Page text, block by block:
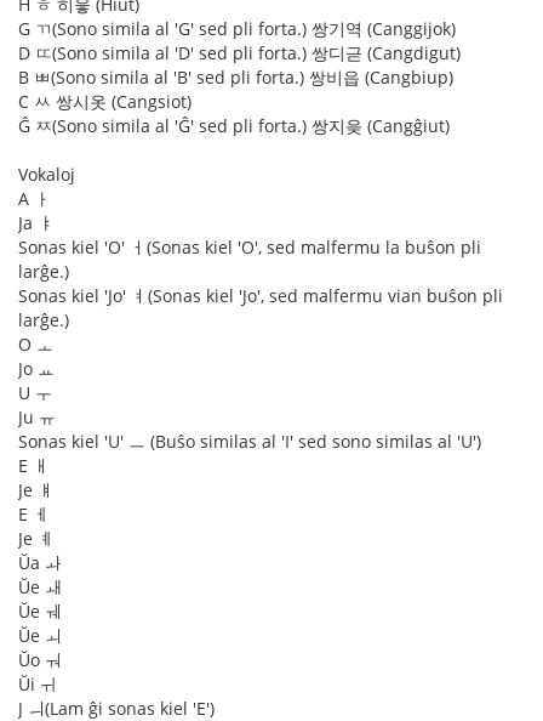
G ㄲ(Sono simila al 'G' sed pli forta.) 쌍기역 (Canggijok)
D ㄸ(Sono simila al 'D' sed pli forta.) 쌍디귿 (Cangdigut)
B ㅃ(Sono simila al 'B' sed pli forta.) 쌍비읍 (Cangbiup)
C ㅆ 쌍시옷 (Cangsiot)
Ĝ ㅉ(Sono simila al 'Ĝ' sed pli forta.) 쌍지읒 (Cangĝiut)
Vokaloj
A ㅏ
Ja ㅑ
Sonas kiel 'O' ㅓ(Sonas kiel 'O', sed malfermu la buŝon pli
larĝe.)
Sonas kiel 'Jo' ㅕ(Sonas kiel 'Jo', sed malfermu vian buŝon pli
larĝe.)
O ㅗ
Jo ㅛ
U ㅜ
Ju ㅠ
Sonas kiel 'U' ㅡ (Buŝo similas al 'I' sed sono similas al 'U')
E ㅐ
Je ㅒ
E ㅔ
Je ㅖ
Ŭa ㅘ
Ŭe ㅙ
Ŭe ㅞ
Ŭe ㅚ
Ŭo ㅝ
Ŭi ㅟ
J ㅢ(Lam ĝi sonas kiel 'E')